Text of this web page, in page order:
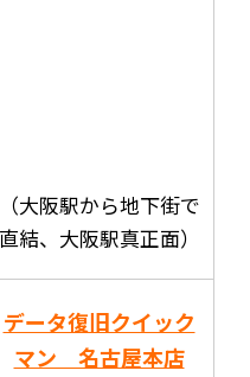
（大阪駅から地下街で
直結、大阪駅真正面）
データ復旧クイック
マン 名古屋本店